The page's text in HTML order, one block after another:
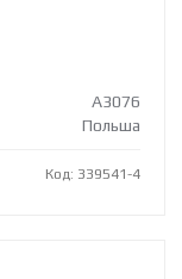
A3076
Польша
Код: 339541-4